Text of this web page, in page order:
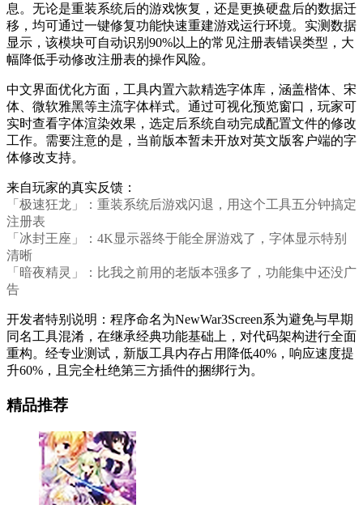
息。无论是重装系统后的游戏恢复，还是更换硬盘后的数据迁
移，均可通过一键修复功能快速重建游戏运行环境。实测数据
显示，该模块可自动识别90%以上的常见注册表错误类型，大
幅降低手动修改注册表的操作风险。
中文界面优化方面，工具内置六款精选字体库，涵盖楷体、宋
体、微软雅黑等主流字体样式。通过可视化预览窗口，玩家可
实时查看字体渲染效果，选定后系统自动完成配置文件的修改
工作。需要注意的是，当前版本暂未开放对英文版客户端的字
体修改支持。
来自玩家的真实反馈：
「极速狂龙」：重装系统后游戏闪退，用这个工具五分钟搞定
注册表
「冰封王座」：4K显示器终于能全屏游戏了，字体显示特别
清晰
「暗夜精灵」：比我之前用的老版本强多了，功能集中还没广
告
开发者特别说明：程序命名为NewWar3Screen系为避免与早期
同名工具混淆，在继承经典功能基础上，对代码架构进行全面
重构。经专业测试，新版工具内存占用降低40%，响应速度提
升60%，且完全杜绝第三方插件的捆绑行为。
精品推荐